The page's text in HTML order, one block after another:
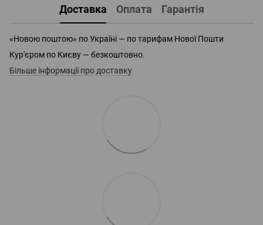
Доставка Оплата Гарантія
«Новою поштою» по Україні — по тарифам Нової Пошти
Кур'єром по Києву — безкоштовно.
Більше інформації про доставку